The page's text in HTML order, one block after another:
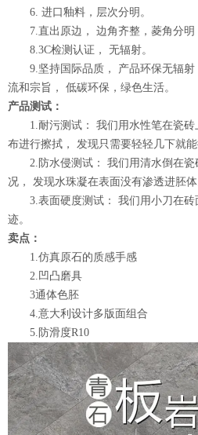
6. 进口釉料，层次分明。
7.直出原边， 边角齐整，菱角分明
8.3C检测认证， 无辐射。
9.坚持国际品质， 产品环保无辐射
流和宗旨， 低碳环保，绿色生活。
产品测试：
1.耐污测试： 我们用水性笔在瓷砖
布进行擦拭， 发现只需要轻轻几下就
2.防水侵测试： 我们用清水倒在瓷
况， 发现水珠凝在表面没有渗透进胚体
3.表面硬度测试： 我们用小刀在砖
迹。
卖点：
1.仿真原石的质感手感
2.凹凸磨具
3通体色胚
4.意大利设计多版面组合
5.防滑度R10